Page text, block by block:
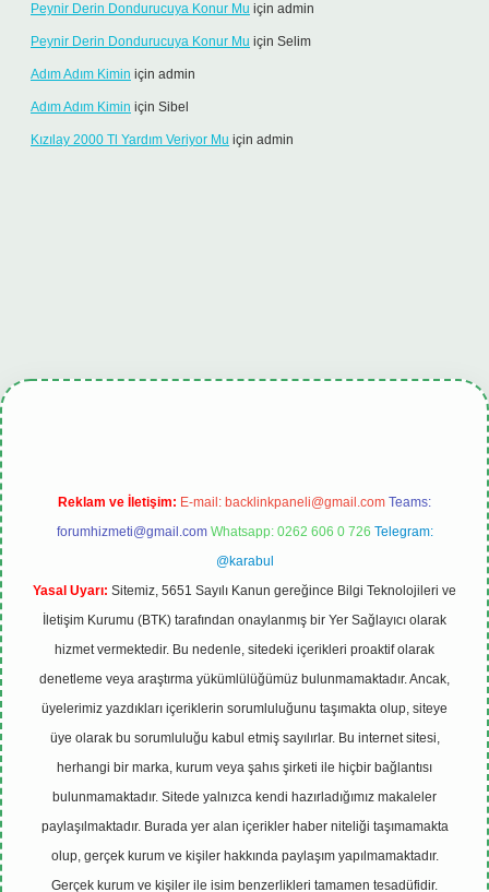
Peynir Derin Dondurucuya Konur Mu için admin
Peynir Derin Dondurucuya Konur Mu için Selim
Adım Adım Kimin için admin
Adım Adım Kimin için Sibel
Kızılay 2000 Tl Yardım Veriyor Mu için admin
giriştulipbet.online
Reklam ve İletişim: E-mail: backlinkpaneli@gmail.com Teams:
forumhizmeti@gmail.com Whatsapp: 0262 606 0 726 Telegram:
@karabul
Yasal Uyarı: Sitemiz, 5651 Sayılı Kanun gereğince Bilgi Teknolojileri ve
İletişim Kurumu (BTK) tarafından onaylanmış bir Yer Sağlayıcı olarak
hizmet vermektedir. Bu nedenle, sitedeki içerikleri proaktif olarak
denetleme veya araştırma yükümlülüğümüz bulunmamaktadır. Ancak,
üyelerimiz yazdıkları içeriklerin sorumluluğunu taşımakta olup, siteye
üye olarak bu sorumluluğu kabul etmiş sayılırlar. Bu internet sitesi,
herhangi bir marka, kurum veya şahıs şirketi ile hiçbir bağlantısı
bulunmamaktadır. Sitede yalnızca kendi hazırladığımız makaleler
paylaşılmaktadır. Burada yer alan içerikler haber niteliği taşımamakta
olup, gerçek kurum ve kişiler hakkında paylaşım yapılmamaktadır.
Gerçek kurum ve kişiler ile isim benzerlikleri tamamen tesadüfidir.